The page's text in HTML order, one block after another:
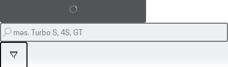
Saxlanmış konfiqurasiyanı yükləyin
Filtr